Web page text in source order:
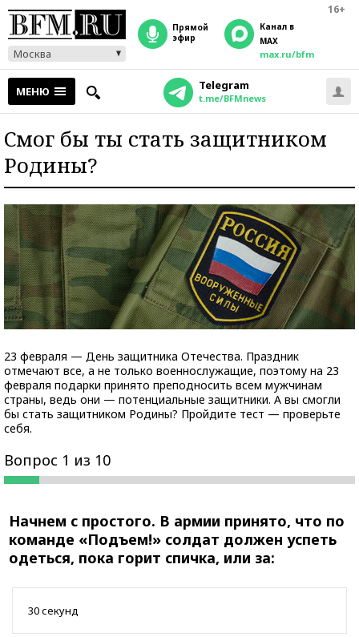
16+
Москва
прямой
эфир
Канал в
MAX
max.ru/bfm
МЕНЮ Telegram
t.me/BFMnews
Смог бы ты стать защитником
Родины?
23 февраля — День защитника Отечества. Праздник
отмечают все, а не только военнослужащие, поэтому на 23
февраля подарки принято преподносить всем мужчинам
страны, ведь они — потенциальные защитники. А вы смогли
бы стать защитником Родины? Пройдите тест — проверьте
себя.
Вопрос 1 из 10
Начнем с простого. В армии принято, что по
команде «Подъем!» солдат должен успеть
одеться, пока горит спичка, или за:
30 секунд